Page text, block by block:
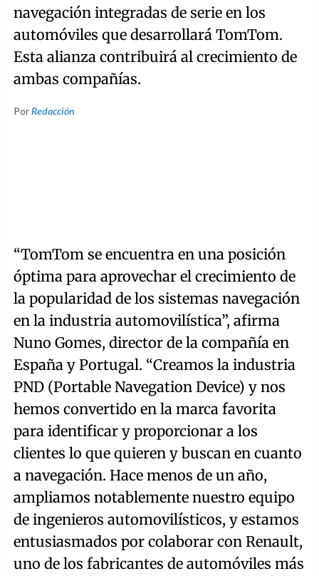
navegación integradas de serie en los
automóviles que desarrollará TomTom.
Esta alianza contribuirá al crecimiento de
ambas compañías.
PorRedacción
“TomTom se encuentra en una posición
óptima para aprovechar el crecimiento de
la popularidad de los sistemas navegación
en la industria automovilística”, afirma
Nuno Gomes, director de la compañía en
España y Portugal. “Creamos la industria
PND (Portable Navegation Device) y nos
hemos convertido en la marca favorita
para identificar y proporcionar a los
clientes lo que quieren y buscan en cuanto
a navegación. Hace menos de un año,
ampliamos notablemente nuestro equipo
de ingenieros automovilísticos, y estamos
entusiasmados por colaborar con Renault,
uno de los fabricantes de automóviles más